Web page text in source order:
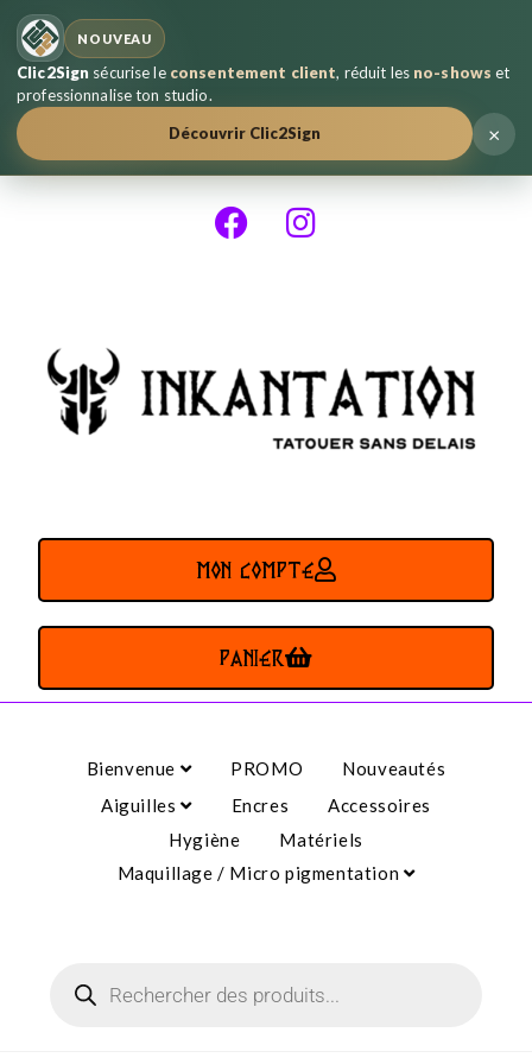
NOUVEAU
Clic2Sign sécurise le consentement client, réduit les no-shows et
professionnalise ton studio.
Découvrir Clic2Sign
×
MON COMPTE
PANIER
Bienvenue PROMO
Nouveautés
Aiguilles
Encres
Accessoires
Hygiène
Matériels
Maquillage / Micro pigmentation